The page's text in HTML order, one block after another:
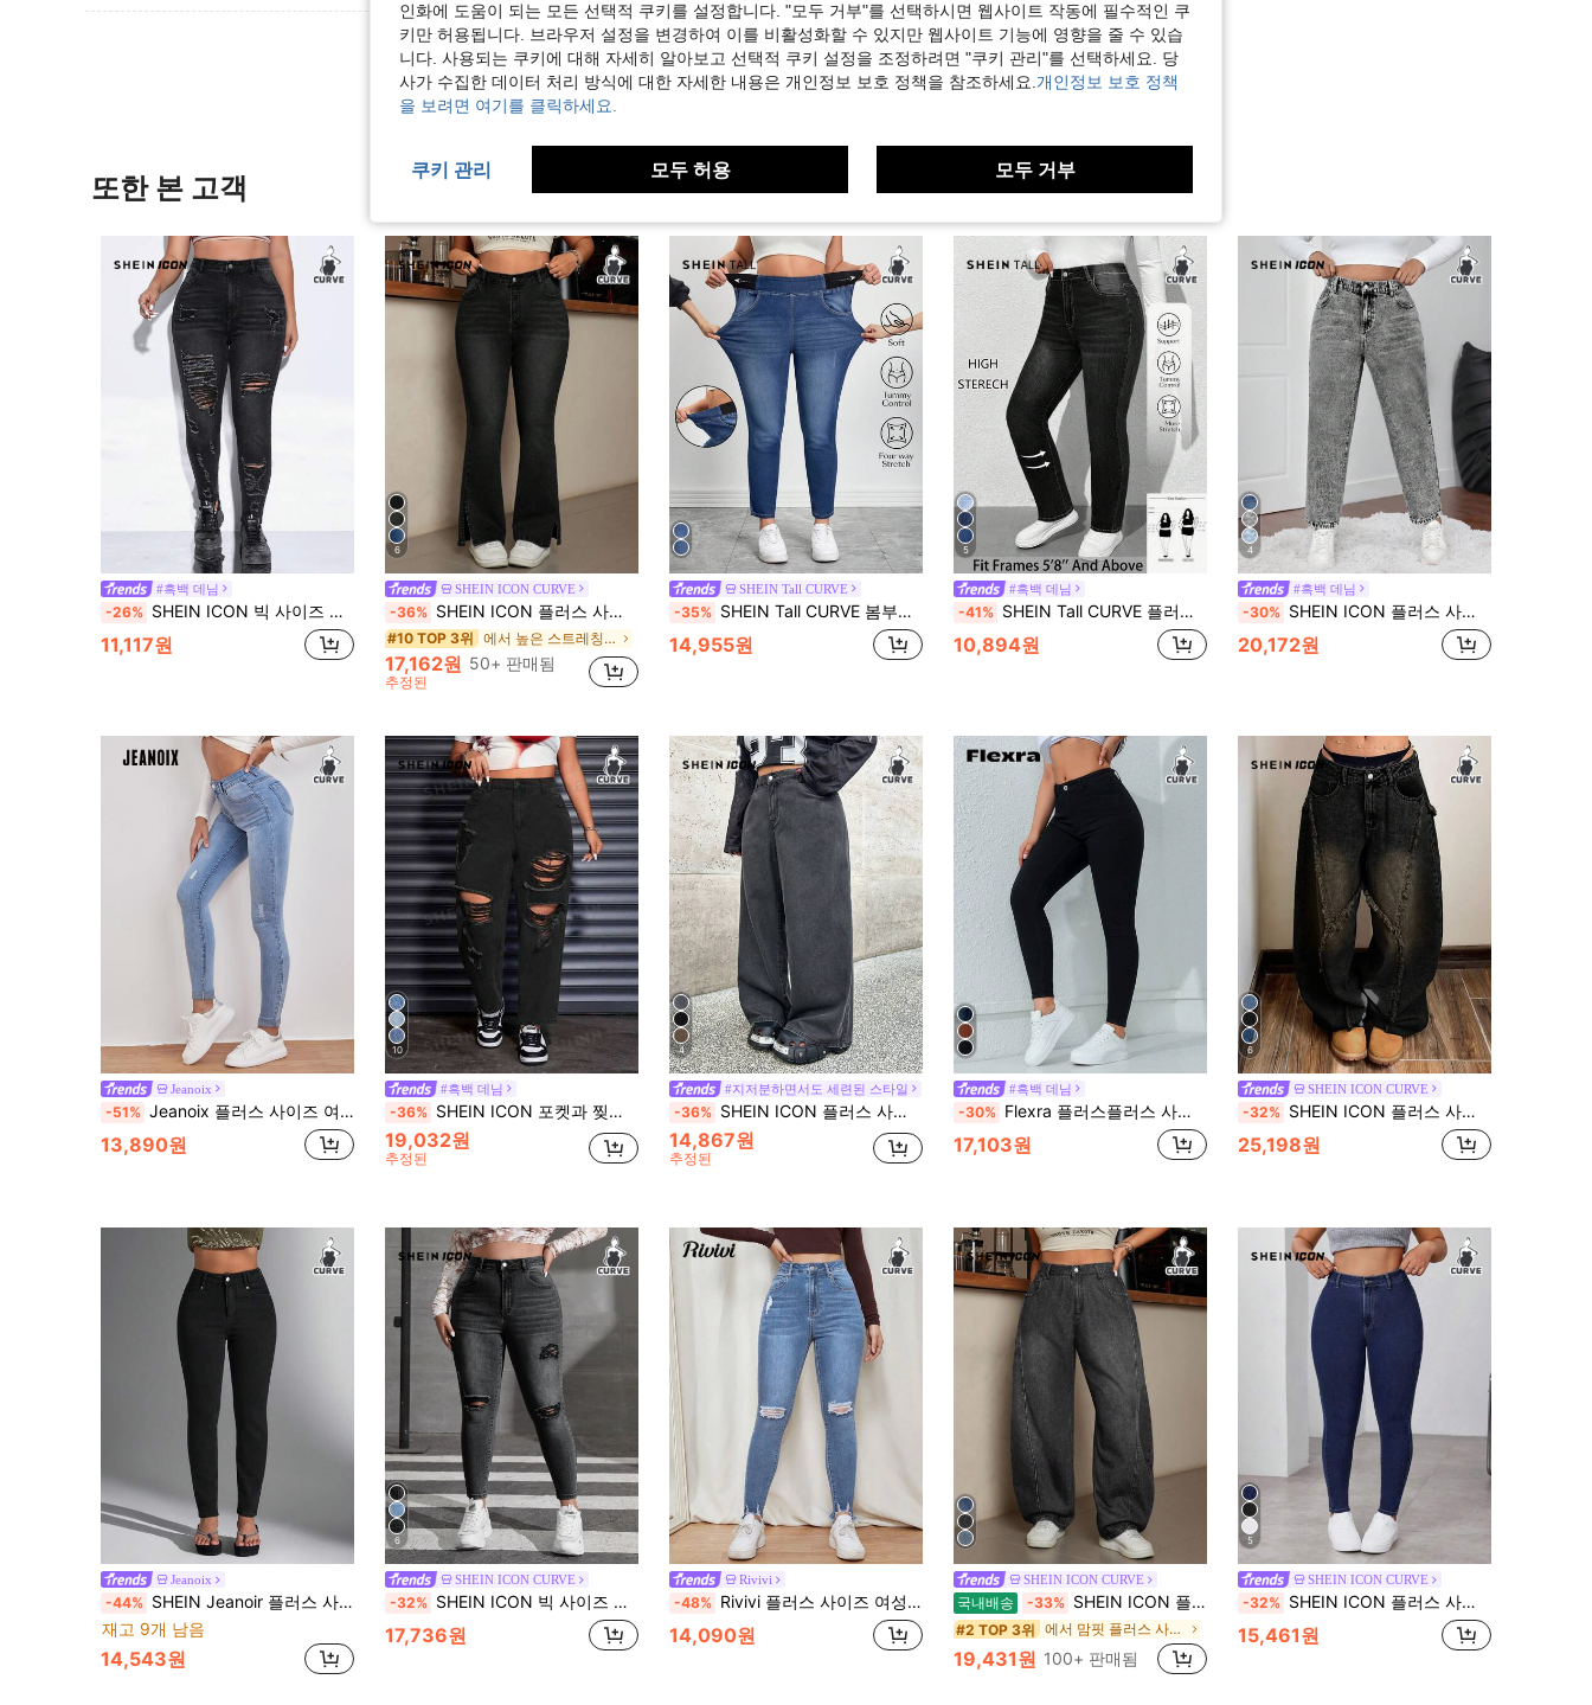
리뷰 더 보기
또한 본 고객
#흑백 데님
-26% SHEIN ICON 빅 사이즈 대미지 스키니 청바지
11,117원
6
SHEIN ICON CURVE
-36% SHEIN ICON 플러스 사이즈 캐주얼 워싱 스플릿 헴 슬림 플레어 레그 청바지
#10 TOP 3위 에서 높은 스트레칭 플러스 사이즈 데님
17,162원 50+ 판매됨
추정된
SHEIN Tall CURVE
-35% SHEIN Tall CURVE 봄부터 여름까지 여성용 플러스 사이즈 포켓 편안한 고탄성 원단 액티브 요가 캐주얼 엘라스틱 허리 캐주얼 데님 진
14,955원
5
#흑백 데님
-41% SHEIN Tall CURVE 플러스 사이즈 가을 캐주얼 워싱 슬랜트 포켓 스키니 진
10,894원
4
#흑백 데님
-30% SHEIN ICON 플러스 사이즈 여성 블루 캐주얼 슬림 테이퍼드 크롭드 청바지
20,172원
Jeanoix
-51% Jeanoix 플러스 사이즈 여성 Y2K 버튼 장식 스키니 스트레치 디스트레스드 데님 진
13,890원
10
#흑백 데님
-36% SHEIN ICON 포켓과 찢어진 구멍이 있는 플러스 사이즈 여성용 스트레이트 레그 청바지
19,032원
추정된
4
#지저분하면서도 세련된 스타일
-36% SHEIN ICON 플러스 사이즈 패셔너블하고 다용도의 루즈 와이드 레그 보이프렌드 진
14,867원
추정된
#흑백 데님
-30% Flexra 플러스플러스 사이즈 여성 캐주얼 휴가 스트레치 폼 피팅 블랙 데님 청바지, 데님 팬츠
17,103원
6
SHEIN ICON CURVE
-32% SHEIN ICON 플러스 사이즈 빈티지 블랙 데님 진, 스트리트 뮤직 페스티벌, 휴일 및 일상복을 위한 버서타일 캐주얼 진
25,198원
Jeanoix
-44% SHEIN Jeanoir 플러스 사이즈 캐주얼 다용도 단색 슬림핏 청바지
재고 9개 남음
14,543원
6
SHEIN ICON CURVE
-32% SHEIN ICON 빅 사이즈 표백제 세척 대미지 천이 해어지다 스키니 청바지
17,736원
Rivivi
-48% Rivivi 플러스 사이즈 여성용 스트레치 데님 진, 아메리칸 스타일 라이트 블루 워싱 슬림 허리 진, 패셔너블한 디스트레스드 스키니 진
14,090원
SHEIN ICON CURVE
국내배송 -33% SHEIN ICON 플러스 사이즈 여성 루즈 포켓 플레어 캐주얼 다용도 청바지
#2 TOP 3위 에서 맘핏 플러스 사이즈 데님
19,431원 100+ 판매됨
5
SHEIN ICON CURVE
-32% SHEIN ICON 플러스 사이즈 캐주얼 심플한 일상복 데님 청바지
15,461원
인화에 도움이 되는 모든 선택적 쿠키를 설정합니다. "모두 거부"를 선택하시면 웹사이트 작동에 필수적인 쿠
키만 허용됩니다. 브라우저 설정을 변경하여 이를 비활성화할 수 있지만 웹사이트 기능에 영향을 줄 수 있습
니다. 사용되는 쿠키에 대해 자세히 알아보고 선택적 쿠키 설정을 조정하려면 "쿠키 관리"를 선택하세요. 당
사가 수집한 데이터 처리 방식에 대한 자세한 내용은 개인정보 보호 정책을 참조하세요. 개인정보 보호 정책
을 보려면 여기를 클릭하세요.
쿠키 관리 모두 허용 모두 거부